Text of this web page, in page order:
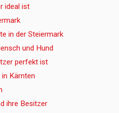
ideal ist
in der Steiermark
und Hund
perfekt ist
Kärnten
ihre Besitzer